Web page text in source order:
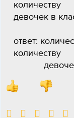
количеству
девочек в
ответ:
количеству